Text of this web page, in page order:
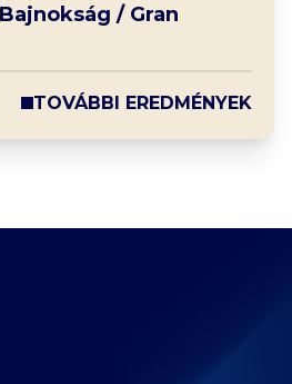
/ Gran
TOVÁBBI EREDMÉNYEK